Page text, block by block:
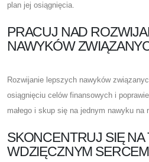
plan jej osiągnięcia.
PRACUJ NAD
NAWYKÓW
Rozwijanie lepszych nawyków
osiągnięciu celów finansowych i
małego i skup się na jednym nawyku na
SKONCENTRUJ SIĘ NA
WDZIĘCZNYM SERCEM